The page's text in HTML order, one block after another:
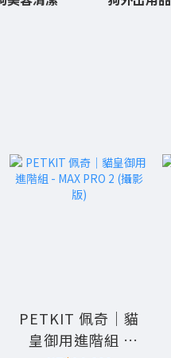
PETKIT 佩奇｜貓
皇御用進階組 -